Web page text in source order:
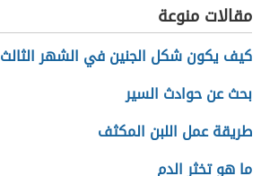
مقالات منوعة
كيف يكون شكل الجنين في الشهر الثالث
بحث عن حوادث السير
طريقة عمل اللبن المكثف
ما هو تخثر الدم